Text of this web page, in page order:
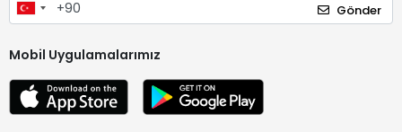
Gönder
Mobil Uygulamalarımız